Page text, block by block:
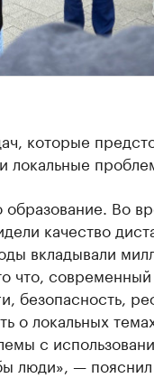
которые
локальные
Во
качество
вкладывали
что,
безопасность,
о локальных
с
люди», —